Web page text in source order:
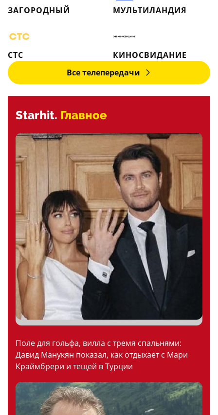
ЗАГОРОДНЫЙ МУЛЬТИЛАНДИЯ
СТС
КИНОСВИДАНИЕ
Все телепередачи
Starhit. Главное
Поле для гольфа, вилла с тремя спальнями:
Давид Манукян показал, как отдыхает с Мари
Краймбрери и тещей в Турции